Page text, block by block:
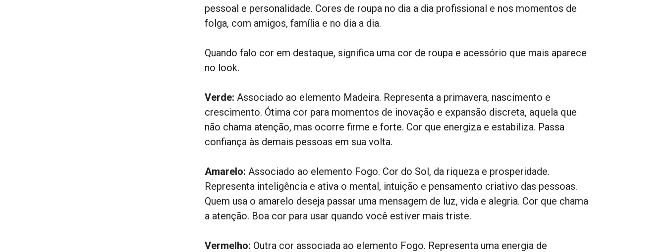
pessoal e personalidade. Cores de roupa no dia a dia profissional e nos momentos de
folga, com amigos, família e no dia a dia.
Quando falo cor em destaque, significa uma cor de roupa e acessório que mais aparece
no look.
Verde: Associado ao elemento Madeira. Representa a primavera, nascimento e
crescimento. Ótima cor para momentos de inovação e expansão discreta, aquela que
não chama atenção, mas ocorre firme e forte. Cor que energiza e estabiliza. Passa
confiança às demais pessoas em sua volta.
Amarelo: Associado ao elemento Fogo. Cor do Sol, da riqueza e prosperidade.
Representa inteligência e ativa o mental, intuição e pensamento criativo das pessoas.
Quem usa o amarelo deseja passar uma mensagem de luz, vida e alegria. Cor que chama
a atenção. Boa cor para usar quando você estiver mais triste.
Vermelho: Outra cor associada ao elemento Fogo. Representa uma energia de